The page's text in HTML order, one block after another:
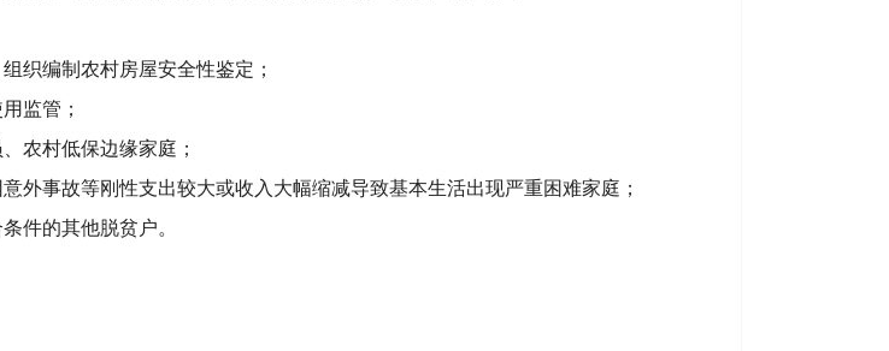
织编制农村房屋安全性鉴定；
监管；
农村低保边缘家庭；
外事故等刚性支出较大或收入大幅缩减导致基本生活出现严重困难家庭；
件的其他脱贫户。